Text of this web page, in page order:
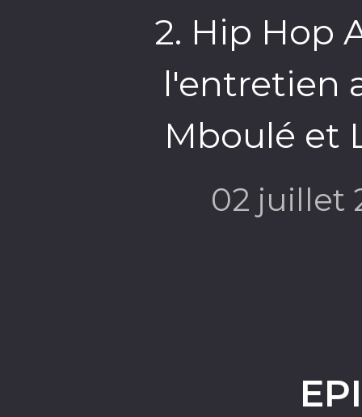
2. Hip Hop
l'entretien
Mboulé et
02 juillet